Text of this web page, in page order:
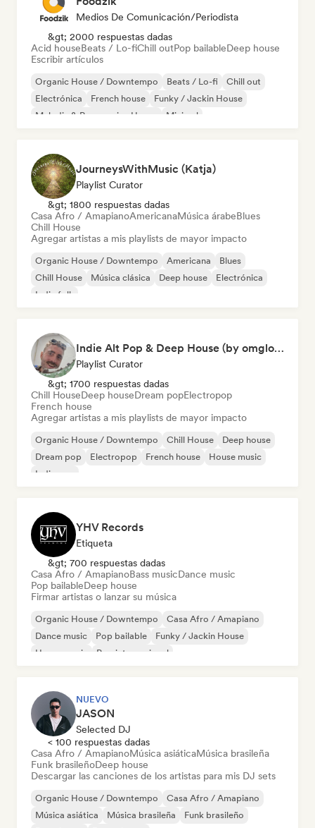
Medios De Comunicación/Periodista
&gt; 2000 respuestas dadas
Acid houseBeats / Lo-fiChill outPop bailableDeep house
Escribir artículos
Organic House / Downtempo Beats / Lo-fi
Chill out
Electrónica
French house
Funky / Jackin House
Melodic & Progressive House
Minimal
JourneysWithMusic (Katja)
Playlist Curator
&gt; 1800 respuestas dadas
Casa Afro / AmapianoAmericanaMúsica árabeBlues
Chill House
Agregar artistas a mis playlists de mayor impacto
Organic House / Downtempo Americana
Blues
Chill House
Música clásica Deep house
Electrónica
Indie folk
Indie Alt Pop & Deep House (by omglookitsRaph)
Playlist Curator
&gt; 1700 respuestas dadas
Chill HouseDeep houseDream popElectropop
French house
Agregar artistas a mis playlists de mayor impacto
Organic House / Downtempo Chill House
Deep house
Dream pop
Electropop French house
House music
Indie pop
YHV Records
Etiqueta
&gt; 700 respuestas dadas
Casa Afro / AmapianoBass musicDance music
Pop bailableDeep house
Firmar artistas o lanzar su música
Organic House / Downtempo
Casa Afro / Amapiano
Dance music
Pop bailable
Funky / Jackin House
House music
Pop internacional
NUEVO
JASON
Selected DJ
< 100 respuestas dadas
Casa Afro / AmapianoMúsica asiáticaMúsica brasileña
Funk brasileñoDeep house
Descargar las canciones de los artistas para mis DJ sets
Organic House / Downtempo
Casa Afro / Amapiano
Música asiática
Música brasileña
Funk brasileño